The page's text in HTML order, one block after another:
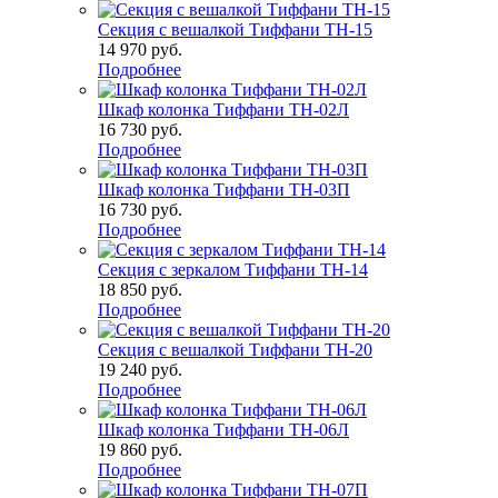
Секция с вешалкой Тиффани ТН-15
14 970 руб.
Подробнее
Шкаф колонка Тиффани ТН-02Л
16 730 руб.
Подробнее
Шкаф колонка Тиффани ТН-03П
16 730 руб.
Подробнее
Секция с зеркалом Тиффани ТН-14
18 850 руб.
Подробнее
Секция с вешалкой Тиффани ТН-20
19 240 руб.
Подробнее
Шкаф колонка Тиффани ТН-06Л
19 860 руб.
Подробнее